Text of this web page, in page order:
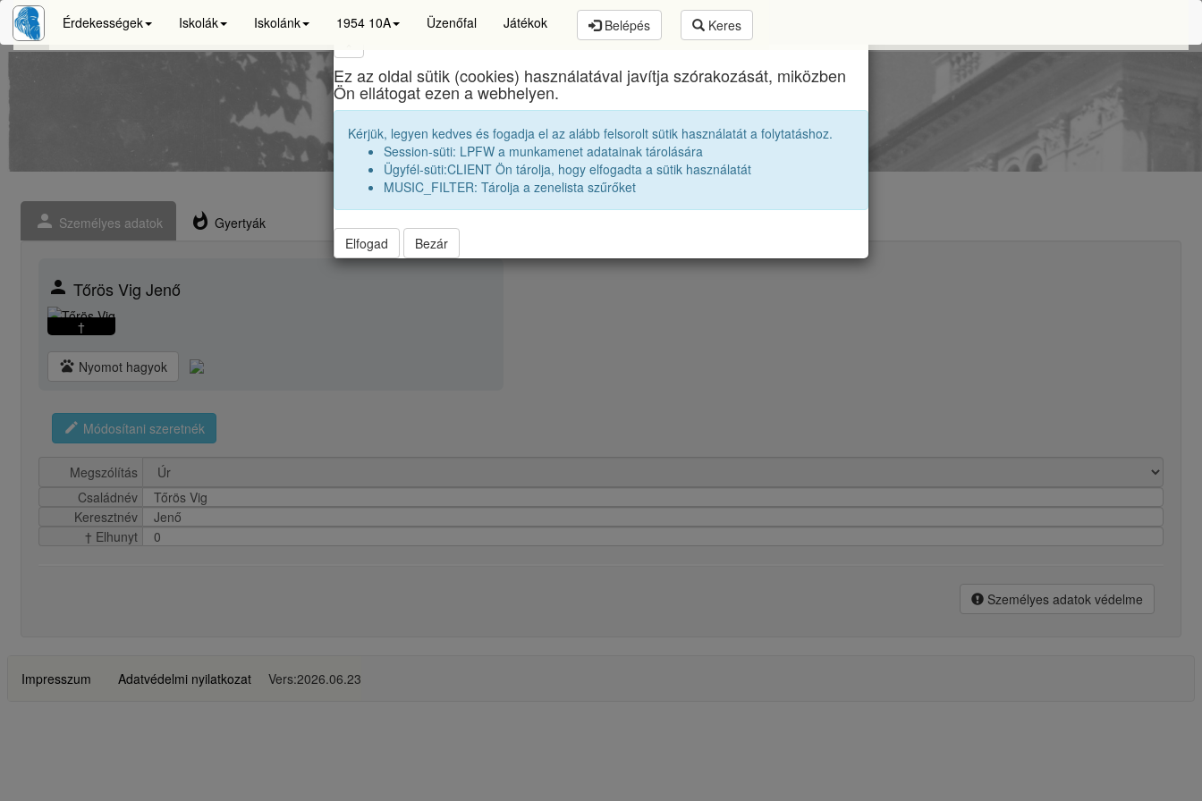
Érdekességek Iskolák Iskolánk 1954 10A Üzenőfal Játékok Belépés Keres
Brassai Sámuel Líceumegykori diákjai 1954 10A
Tőrös Vig Jenő
person Személyes adatok whatshot Gyertyák
person Tőrös Vig Jenő
†
pets Nyomot hagyok
edit Módosítani szeretnék
Megszólítás
Családnév
Tőrös Vig
Keresztnév
Jenő
† Elhunyt
0
Személyes adatok védelme
Impresszum Adatvédelmi nyilatkozat Vers:2026.06.23
Ez az oldal sütik (cookies) használatával javítja szórakozását, miközben
Ön ellátogat ezen a webhelyen.
Kérjük, legyen kedves és fogadja el az alább felsorolt sütik használatát a folytatáshoz.
Session-süti: LPFW a munkamenet adatainak tárolására
Ügyfél-süti:CLIENT Ön tárolja, hogy elfogadta a sütik használatát
MUSIC_FILTER: Tárolja a zenelista szűrőket
Elfogad Bezár